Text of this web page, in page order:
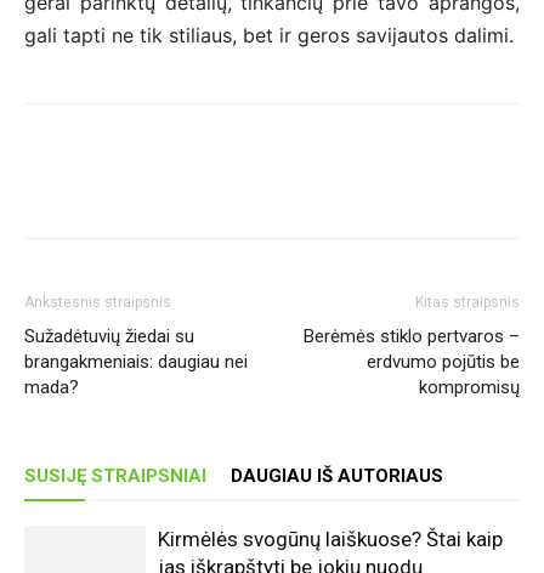
gali tapti ne tik stiliaus, bet ir geros savijautos dalimi.
Ankstesnis straipsnis
Sužadėtuvių žiedai su
brangakmeniais: daugiau nei
mada?
Kitas straipsnis
Berėmės stiklo pertvaros –
erdvumo pojūtis be
kompromisų
SUSIJĘ STRAIPSNIAI DAUGIAU IŠ AUTORIAUS
Kirmėlės svogūnų laiškuose? Štai kaip
jas iškrapštyti be jokių nuodų